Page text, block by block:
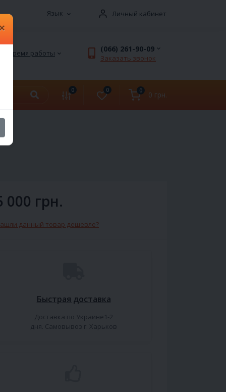
Язык Личный кабинет
Время работы (066) 261-90-09
Заказать звонок
0 0 0 0 грн.
×
000 грн.
данный товар дешевле?
Быстрая доставка
Доставка по Украине1-2
дня. Самовывоз г. Харьков